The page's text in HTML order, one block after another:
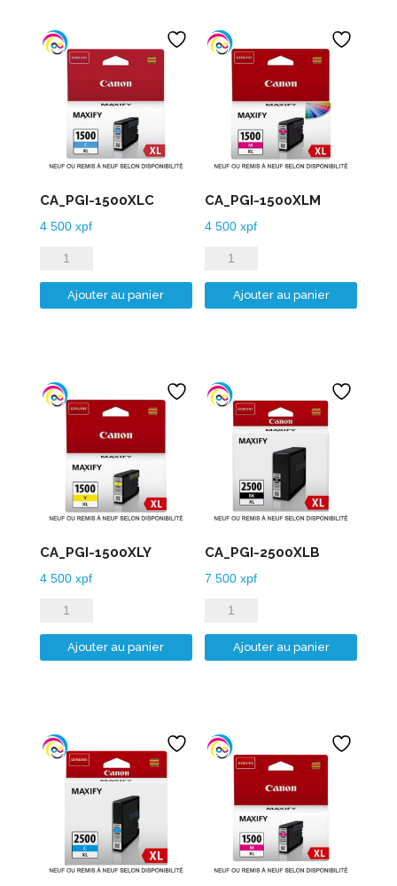
CA_PGI-1500XLC
4 500 xpf
quantité
de
CA_PGI-
Ajouter au panier
CA_PGI-1500XLM
4 500xpf
quantité
de
CA_PGI-
Ajouter au panier
CA_PGI-1500XLY
4 500 xpf
quantité
de
CA_PGI-
Ajouter au panier
CA_PGI-2500XLB
7 500xpf
quantité
de
CA_PGI-
Ajouter au panier